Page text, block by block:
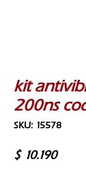
kit
200ns
SKU: 15578
$ 10.190Precio